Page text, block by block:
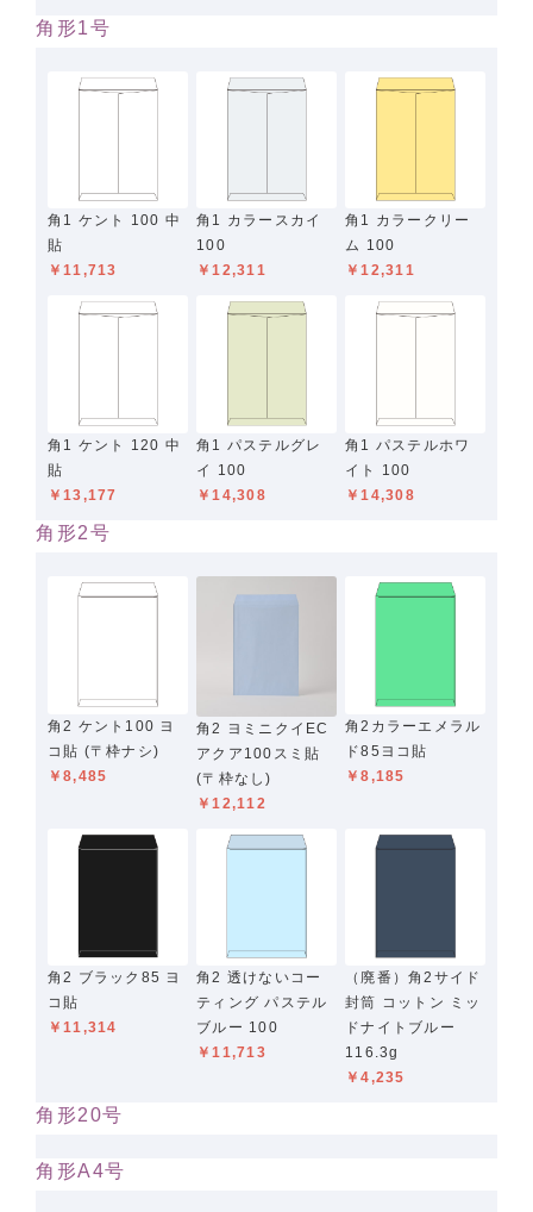
角形1号
角1 ケント 100 中
貼
￥11,713
角1 カラースカイ
100
￥12,311
角1 カラークリー
ム 100
￥12,311
角1 ケント 120 中
貼
￥13,177
角1 パステルグレ
イ 100
￥14,308
角1 パステルホワ
イト 100
￥14,308
角形2号
角2 ケント100 ヨ
コ貼 (〒枠ナシ)
￥8,485
角2 ヨミニクイEC
アクア100スミ貼
(〒枠なし)
￥12,112
角2カラーエメラル
ド85ヨコ貼
￥8,185
角2 ブラック85 ヨ
コ貼
￥11,314
角2 透けないコー
ティング パステル
ブルー 100
￥11,713
（廃番）角2サイド
封筒 コットン ミッ
ドナイトブルー
116.3g
￥4,235
角形20号
角形A4号